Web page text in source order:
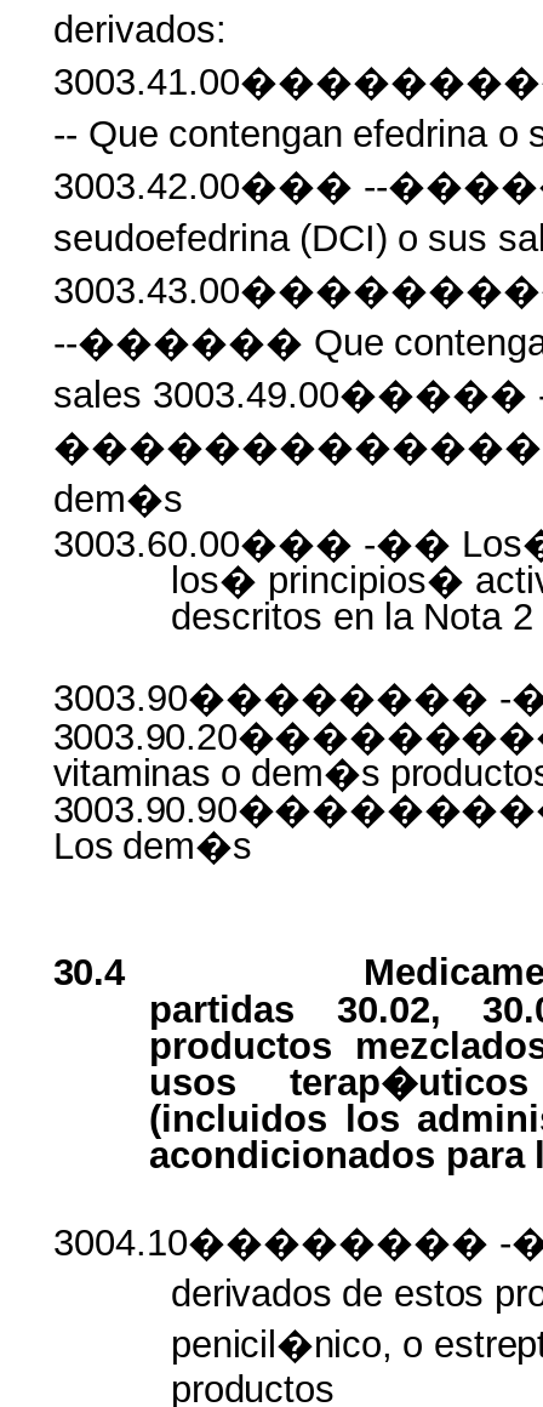
derivados:
-- Que contengan efedrina o
3003.42.00��� --
seudoefedrina (DCI) o sus
--������ Que
sales 3003.49.00�����
dem�s
3003.60.00��� -��
los� principios�
descritos en la Nota 2
3003.90�������� -
vitaminas o dem�s
Los dem�s
30.4
partidas 30.02,
productos
usos
(incluidos los
acondicionados para
3004.10�������� -
derivados de estos
penicil�nico, o
productos